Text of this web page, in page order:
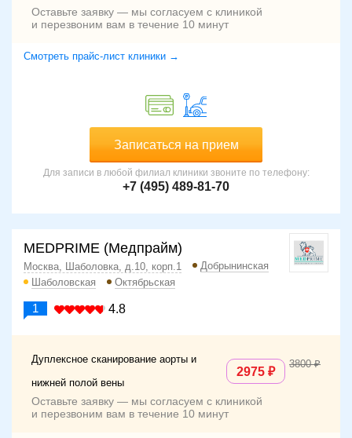
Оставьте заявку — мы согласуем с клиникой
и перезвоним вам в течение 10 минут
Смотреть прайс-лист клиники →
Записаться на прием
Для записи в любой филиал клиники звоните по телефону:
+7 (495) 489-81-70
MEDPRIME (Медпрайм)
Москва, Шаболовка, д.10, корп.1
Добрынинская
Шаболовская
Октябрьская
1 4.8
Дуплексное сканирование аорты и
нижней полой вены
2975
3800
Оставьте заявку — мы согласуем с клиникой
и перезвоним вам в течение 10 минут